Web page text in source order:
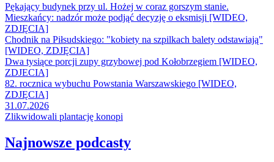
Pękający budynek przy ul. Hożej w coraz gorszym stanie.
Mieszkańcy: nadzór może podjąć decyzję o eksmisji [WIDEO,
ZDJĘCIA]
Chodnik na Piłsudskiego: "kobiety na szpilkach balety odstawiają"
[WIDEO, ZDJĘCIA]
Dwa tysiące porcji zupy grzybowej pod Kołobrzegiem [WIDEO,
ZDJECIA]
82. rocznica wybuchu Powstania Warszawskiego [WIDEO,
ZDJĘCIA]
31.07.2026
Zlikwidowali plantację konopi
Najnowsze podcasty